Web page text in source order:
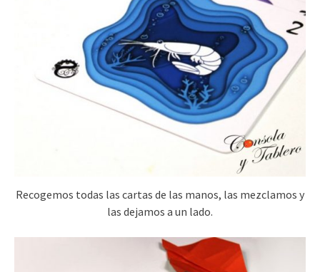
Recogemos todas las cartas de las manos, las mezclamos y
las dejamos a un lado.